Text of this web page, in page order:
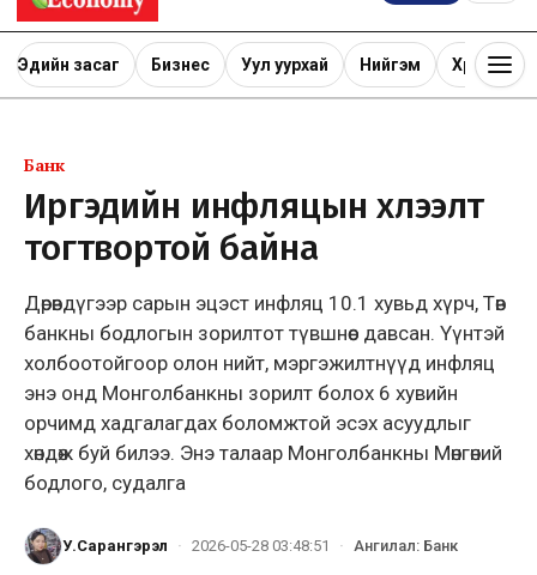
Эдийн засаг Бизнес Уул уурхай Нийгэм Хөрөнгө
Банк
Иргэдийн инфляцын хүлээлт
тогтвортой байна
Дөрөвдүгээр сарын эцэст инфляц 10.1 хувьд хүрч, Төв
банкны бодлогын зорилтот түвшнөөс давсан. Үүнтэй
холбоотойгоор олон нийт, мэргэжилтнүүд инфляц
энэ онд Монголбанкны зорилт болох 6 хувийн
орчимд хадгалагдах боломжтой эсэх асуудлыг
хөндөж буй билээ. Энэ талаар Монголбанкны Мөнгөний
бодлого, судалга
У.Сарангэрэл · 2026-05-28 03:48:51 · Ангилал: Банк